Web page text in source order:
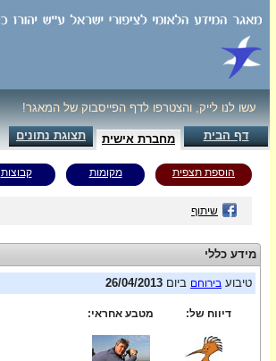
עשו לנו לייק, והצטרפו לדף הפייסבוק של המאגר!
דף הבית מחברת אישית תצוגת נתונים
הוספת תצפית מקומות קבוצות
שיתוף
מידע כללי
טיבוע בירוחם ביום 26/04/2013
דיווח של: מטבע אחראי: